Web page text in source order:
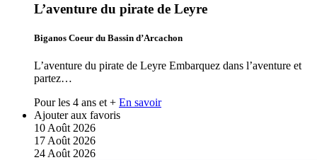
L’aventure du pirate de Leyre
Biganos Coeur du Bassin d’Arcachon
L’aventure du pirate de Leyre Embarquez dans l’aventure et
partez…
Pour les 4 ans et + En savoir
Ajouter aux favoris
10 Août 2026
17 Août 2026
24 Août 2026